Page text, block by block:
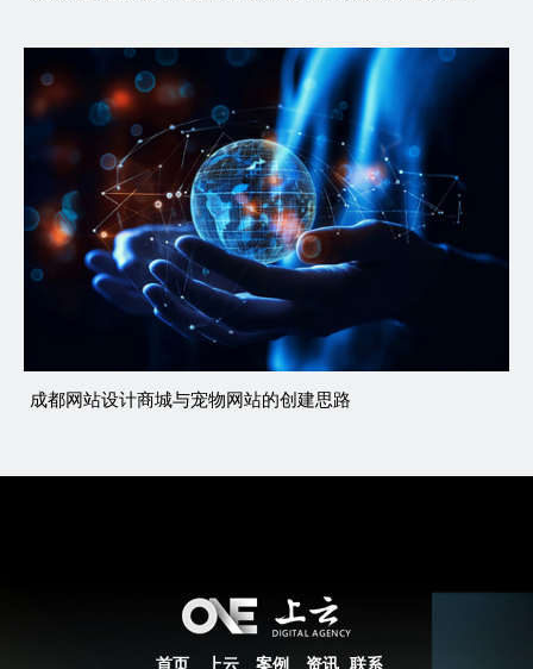
成都网站设计商城与宠物网站的创建思路
首页 上云 案例 资讯 联系